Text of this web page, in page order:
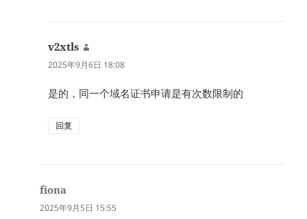
v2xtls
道：
2025年9月6日 18:08
是的，同一个域名证书申请是有次数限制的
回复
fiona
道：
2025年9月5日 15:55